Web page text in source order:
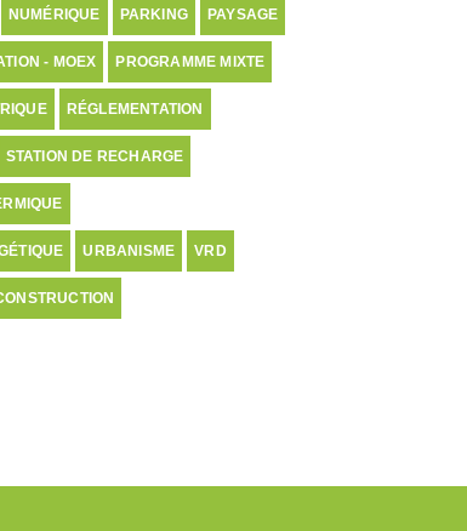
NUMÉRIQUE PARKING PAYSAGE
- MOEX PROGRAMME MIXTE
RÉGLEMENTATION
STATION DE RECHARGE
URBANISME VRD